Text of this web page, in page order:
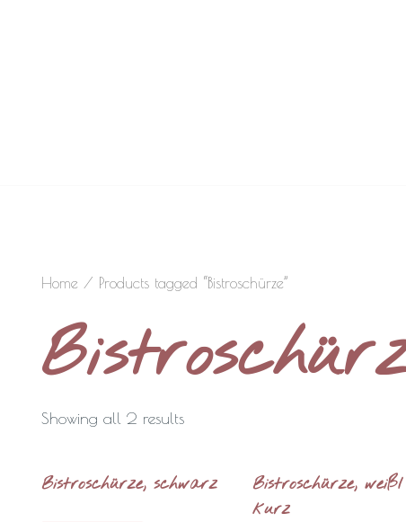
Home / Products tagged “Bistroschürze”
Showing all 2 results
Bistroschürze, schwarz
Bistroschürze, weiß/
kurz